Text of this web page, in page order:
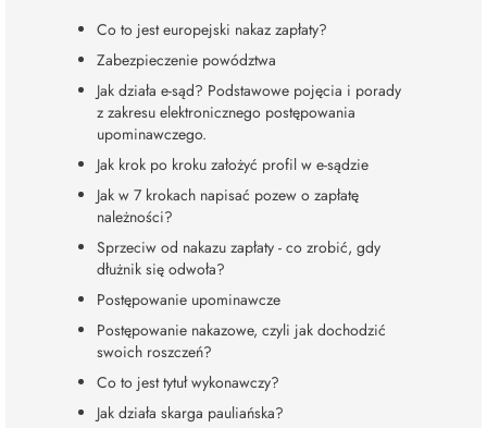
Co to jest europejski nakaz zapłaty?
Zabezpieczenie powództwa
Jak działa e-sąd? Podstawowe pojęcia i porady
z zakresu elektronicznego postępowania
upominawczego.
Jak krok po kroku założyć profil w e-sądzie
Jak w 7 krokach napisać pozew o zapłatę
należności?
Sprzeciw od nakazu zapłaty - co zrobić, gdy
dłużnik się odwoła?
Postępowanie upominawcze
Postępowanie nakazowe, czyli jak dochodzić
swoich roszczeń?
Co to jest tytuł wykonawczy?
Jak działa skarga pauliańska?